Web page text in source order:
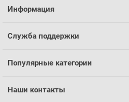
Информация
Служба поддержки
Популярные категории
Наши контакты